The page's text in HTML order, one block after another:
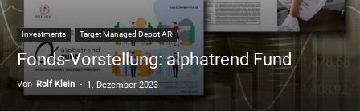
Blog
Investments Target Managed Depot AR
Fonds-Vorstellung: alphatrend Fund
Von Rolf Klein - 1. Dezember 2023